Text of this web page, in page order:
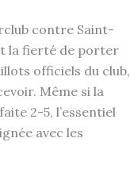
contre Saint-
la fierté de porter
officiels du club,
Même si la
2-5, l’essentiel
avec les